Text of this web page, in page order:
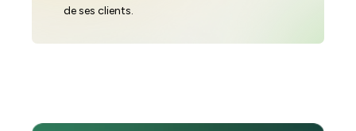
de ses clients.